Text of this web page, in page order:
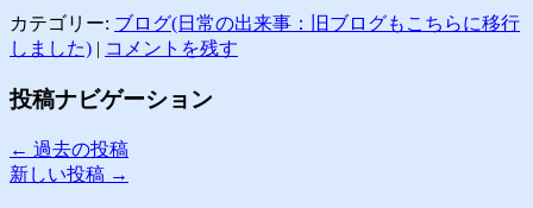
カテゴリー: ブログ(日常の出来事：旧ブログもこちらに移行
しました) | コメントを残す
投稿ナビゲーション
← 過去の投稿
新しい投稿 →